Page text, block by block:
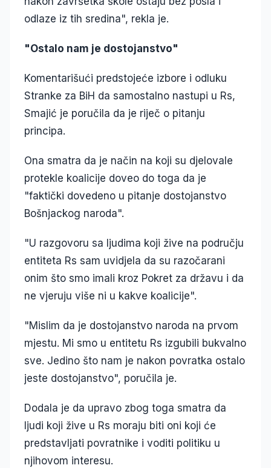
odlaze iz tih sredina", rekla je.
"Ostalo nam je dostojanstvo"
Komentarišući predstojeće izbore i odluku
Stranke za BiH da samostalno nastupi u Rs,
Smajić je poručila da je riječ o pitanju
principa.
Ona smatra da je način na koji su djelovale
protekle koalicije doveo do toga da je
"faktički dovedeno u pitanje dostojanstvo
Bošnjackog naroda".
"U razgovoru sa ljudima koji žive na području
entiteta Rs sam uvidjela da su razočarani
onim što smo imali kroz Pokret za državu i da
ne vjeruju više ni u kakve koalicije".
"Mislim da je dostojanstvo naroda na prvom
mjestu. Mi smo u entitetu Rs izgubili bukvalno
sve. Jedino što nam je nakon povratka ostalo
jeste dostojanstvo", poručila je.
Dodala je da upravo zbog toga smatra da
ljudi koji žive u Rs moraju biti oni koji će
predstavljati povratnike i voditi politiku u
njihovom interesu.